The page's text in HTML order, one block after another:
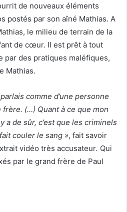
de nouveaux éléments
postés par son aîné Mathias. A
le milieu de terrain de la
de cœur. Il est prêt à tout
par des pratiques maléfiques,
Mathias.
comme d’une personne
(…) Quant à ce que mon
a de sûr, c’est que les criminels
couler le sang », fait savoir
vidéo très accusateur. Qui
par le grand frère de Paul